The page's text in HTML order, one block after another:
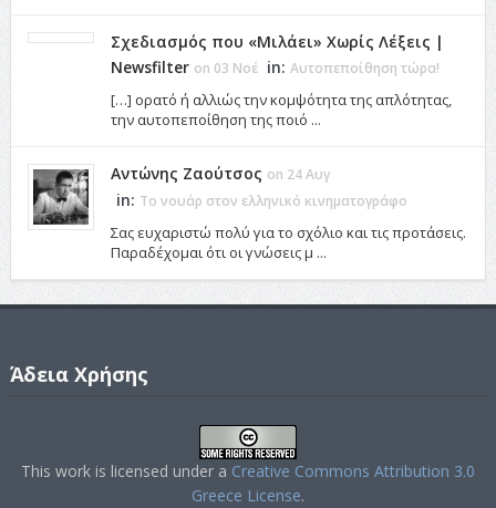
Σχεδιασμός που «Μιλάει» Χωρίς Λέξεις |
Newsfilter on 03 Νοέ in: Αυτοπεποίθηση τώρα!
[…] ορατό ή αλλιώς την κομψότητα της απλότητας,
την αυτοπεποίθηση της ποιό ...
Αντώνης Ζαούτσος on 24 Αυγ
in: Το νουάρ στον ελληνικό κινηματογράφο
Σας ευχαριστώ πολύ για το σχόλιο και τις προτάσεις.
Παραδέχομαι ότι οι γνώσεις μ ...
Άδεια Χρήσης
This work is licensed under a Creative Commons Attribution 3.0
Greece License.